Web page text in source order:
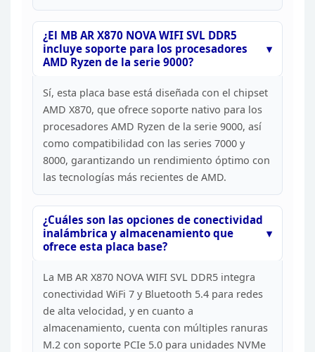
¿El MB AR X870 NOVAWIFI SVL DDR5
incluye soporte para los procesadores
AMD Ryzen de la serie 9000?
Sí, esta placa base está diseñada con el chipset
AMD X870, que ofrece soporte nativo para los
procesadores AMD Ryzen de la serie 9000, así
como compatibilidad con las series 7000 y
8000, garantizando un rendimiento óptimo con
las tecnologías más recientes de AMD.
¿Cuáles son las opciones de conectividad
inalámbrica y almacenamiento que
ofrece esta placa base?
La MB AR X870 NOVA WIFI SVL DDR5 integra
conectividad WiFi 7 y Bluetooth 5.4 para redes
de alta velocidad, y en cuanto a
almacenamiento, cuenta con múltiples ranuras
M.2 con soporte PCIe 5.0 para unidades NVMe